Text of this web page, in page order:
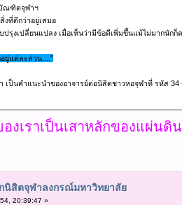
บัณฑิตจุฬาฯ
งที่ดีกว่าอยู่เสมอ
รุงเปลี่ยนแปลง เมื่อเห็นว่ามีข้อดีเพิ่มขึ้นแม้ไม่มากนักก็
อยู่แต่ละส่วน...."
เป็นคำแนะนำของอาจารย์ต่อนิสิตชาวหอจุฬาที่ รหัส
งเราเป็นเสาหลักของแผ่นดิน
นิสิตจุฬาลงกรณ์มหาวิทยาลัย
20:39:47 »